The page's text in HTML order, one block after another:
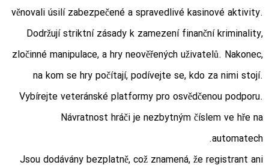
věnovali úsilí zabezpečené a spravedlivé kasinové aktivity.
Dodržují striktní zásady k zamezení finanční kriminality,
zločinné manipulace, a hry neověřených uživatelů. Nakonec,
na kom se hry počítají, podívejte se, kdo za nimi stojí.
Vybírejte veteránské platformy pro osvědčenou podporu.
Návratnost hráči je nezbytným číslem ve hře na
automatech.
Jsou dodávány bezplatně, což znamená, že registrant ani